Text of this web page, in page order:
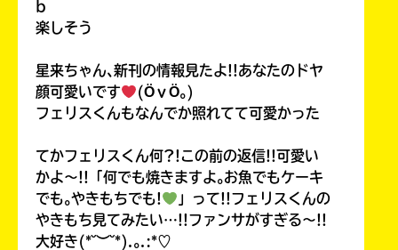
b
楽しそう
星来ちゃん､新刊の情報見たよ!!あなたのドヤ
顔可愛いです
(ӦｖӦ｡)
フェリスくんもなんでか照れてて可愛かった
てかフェリスくん何?!この前の返信!!可愛い
かよ〜!!「何でも焼きますよ｡お魚でもケーキ
でも｡やきもちでも!
」って!!フェリスくんの
やきもち見てみたい…!!ファンサがすぎる〜!!
大好き(*˘︶˘*).｡.:*♡